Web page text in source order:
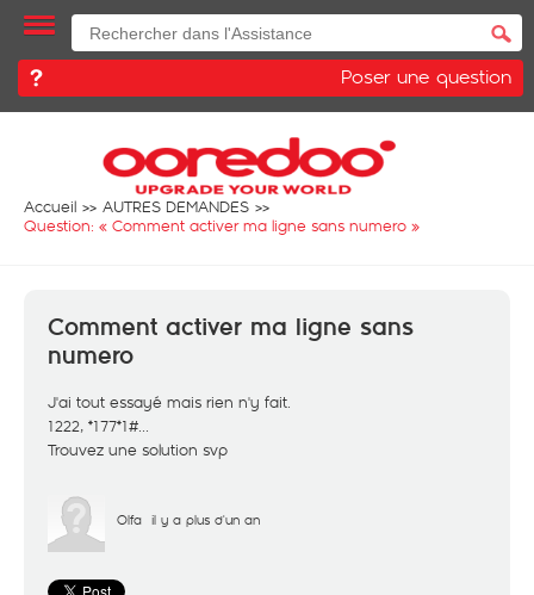
Poser une question
Accueil
AUTRES DEMANDES
Question: « Comment activer ma ligne sans numero »
Comment activer ma ligne sans
numero
J'ai tout essayé mais rien n'y fait.
1222, *177*1#...
Trouvez une solution svp
Olfa il y a plus d'un an